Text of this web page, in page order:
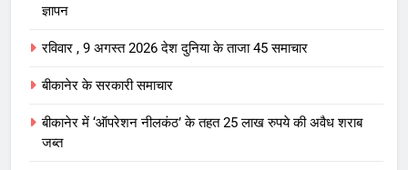
ज्ञापन
रविवार , 9 अगस्त 2026 देश दुनिया के ताजा 45 समाचार
बीकानेर के सरकारी समाचार
बीकानेर में ‘ऑपरेशन नीलकंठ’ के तहत 25 लाख रुपये की अवैध शराब
जब्त